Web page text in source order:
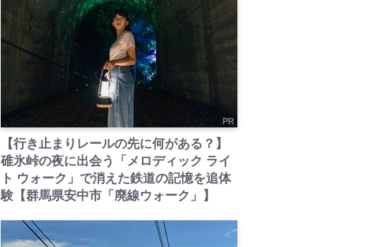
PR
【行き止まりレールの先に何がある？】
碓氷峠の夜に出会う「メロディック ライ
ト ウォーク」で消えた鉄道の記憶を追体
験【群馬県安中市「廃線ウォーク」】